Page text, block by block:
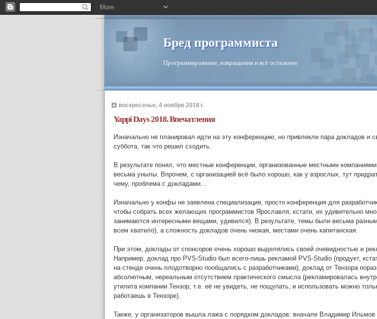
Бред программиста
Программирование, извращения и всё остальное
воскресенье, 4 ноября 2018 г.
Yappi Days 2018. Впечатления
Изначально не планировал идти на эту конференцию, но привлекли пара докладов и
суббота, так что решил сходить.
В результате понял, что местные конференции, организованные местными
весьма унылы. Впрочем, с организацией всё было хорошо, как у взрослых, тут
чему, проблема с докладами...
Изначально у конфы не заявлена специализация, просто конференция для
чтобы собрать всех желающих программистов Ярославля, кстати, их удивительно
занимаются интересными вещами, удивился). В результате, темы были весьма
всем хватило), а сложность докладов очень низкая, местами очень капитанская.
При этом, доклады от спонсоров очень хорошо выделялись своей очевидностью и
Например, доклад про PVS-Studio был всего-лишь рекламой PVS-Studio (продукт,
на стенде очень плодотворно пообщались с разработчиками), доклад от Тензора
абсолютным, нереальным отсутствием практического смысла (рекламировалась
утилита компании Тензор, т.е. её не увидеть, не пощупать, и использовать можно
работаешь в Тензоре).
Также, у организаторов вышла лажа с порядком докладов: вначале Владимир Ильмов